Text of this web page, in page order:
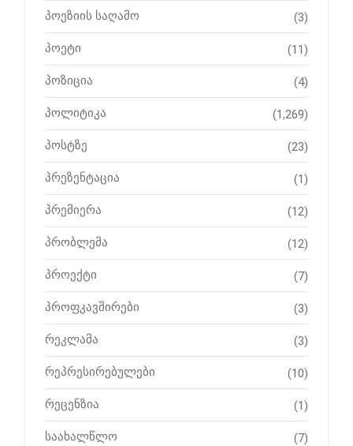
პოეზიის საღამო (3)
პოეტი (11)
პოზიცია (4)
პოლიტიკა (1,269)
პოსტზე (23)
პრეზენტაცია (1)
პრემიერა (12)
პრობლემა (12)
პროექტი (7)
პროფკავშირები (3)
რეკლამა (3)
რეპრესირებულები (10)
რეცენზია (1)
საახალწლო (7)